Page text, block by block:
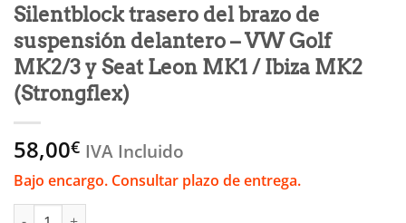
Silentblock trasero del brazo de
suspensión delantero – VW Golf
MK2/3 y Seat Leon MK1 / Ibiza MK2
(Strongflex)
58,00€ IVA Incluido
Bajo encargo. Consultar plazo de entrega.
Silentblock trasero del brazo de suspensión delantero - VW